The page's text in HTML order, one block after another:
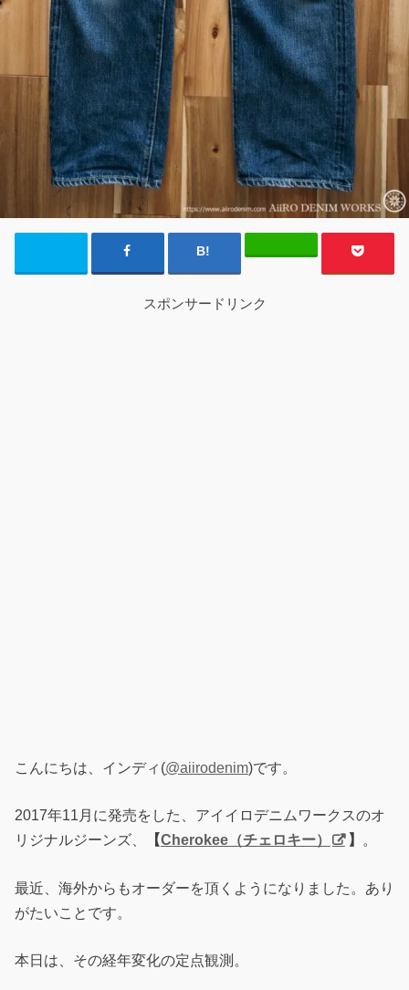
スポンサードリンク
こんにちは、インディ(@aiirodenim)です。
2017年11月に発売をした、アイイロデニムワークスのオ
リジナルジーンズ、
【Cherokee（チェロキー） 】 。
最近、海外からもオーダーを頂くようになりました。あり
がたいことです。
本日は、その経年変化の定点観測。